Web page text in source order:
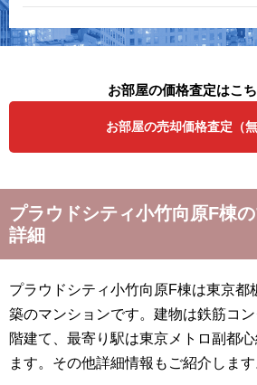
お部屋の価格査定はこ
お部屋の売却価格査定（無
プラウドシティ小竹向原F棟
詳細
プラウドシティ小竹向原F棟は東京都
築のマンションです。建物は鉄筋コ
階建て、最寄り駅は東京メトロ副都
ます。その他詳細情報もご紹介します